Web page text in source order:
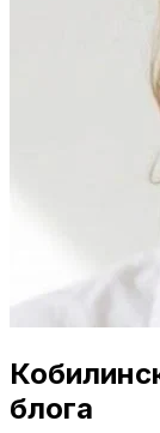
блога